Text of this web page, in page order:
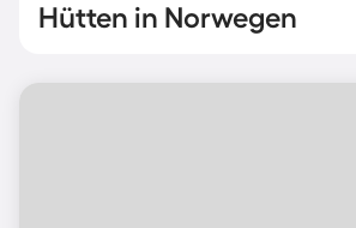
Hütten in Norwegen